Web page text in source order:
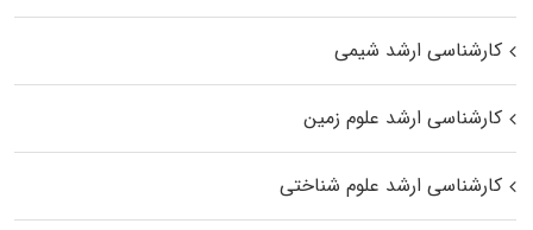
کارشناسی ارشد شیمی
کارشناسی ارشد علوم زمین
کارشناسی ارشد علوم شناختی